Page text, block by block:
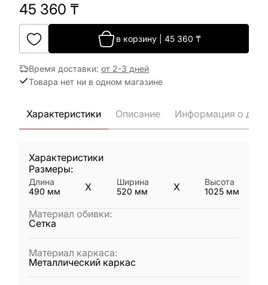
45 360 ₸
в корзину| 45 360 ₸
Время доставки: от 2-3 дней
Товара нет ни в одном магазине
Характеристики Описание Информация о
Характеристики
Размеры:
Длина
490 мм X
Ширина
520 мм X
Высота
1025 мм
Материал обивки:
Сетка
Материал каркаса:
Металлический каркас